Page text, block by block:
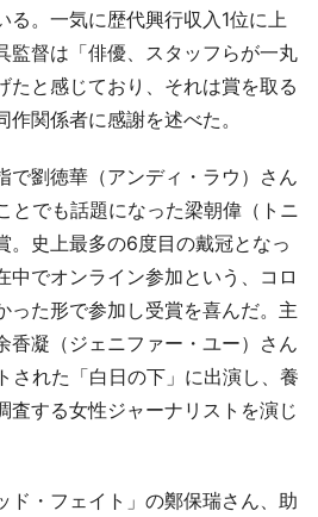
る。一気に歴代興行収入1位に上
監督は「俳優、スタッフらが一丸
たと感じており、それは賞を取る
関係者に感謝を述べた。
劉徳華（アンディ・ラウ）さん
とでも話題になった梁朝偉（トニ
。史上最多の6度目の戴冠となっ
中でオンライン参加という、コロ
った形で参加し受賞を喜んだ。主
香凝（ジェニファー・ユー）さん
された「白日の下」に出演し、養
査する女性ジャーナリストを演じ
・フェイト」の鄭保瑞さん、助